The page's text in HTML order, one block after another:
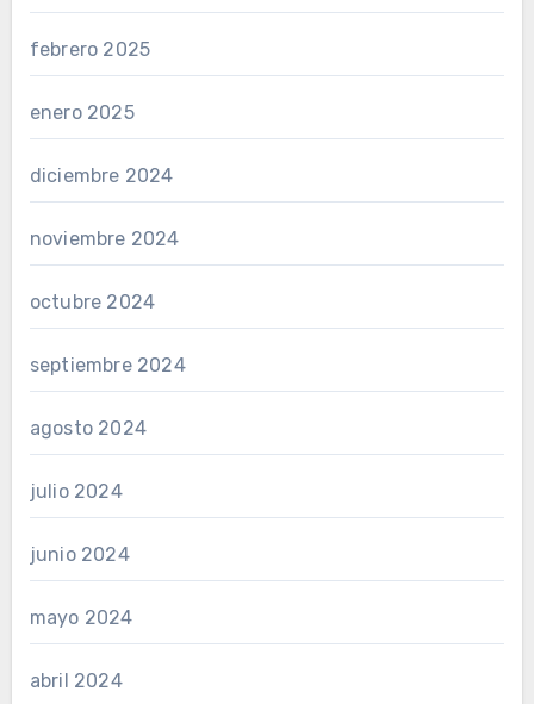
febrero 2025
enero 2025
diciembre 2024
noviembre 2024
octubre 2024
septiembre 2024
agosto 2024
julio 2024
junio 2024
mayo 2024
abril 2024